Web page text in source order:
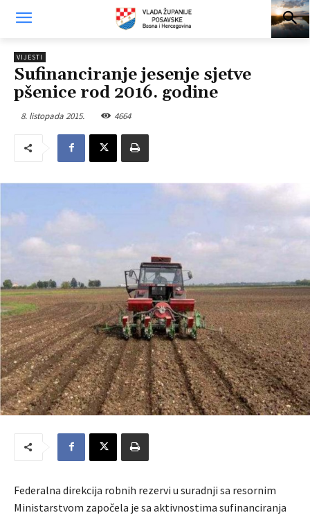
VIJESTI
Sufinanciranje jesenje sjetve
pšenice rod 2016. godine
8. listopada 2015. 4664
Federalna direkcija robnih rezervi u suradnji sa resornim
Ministarstvom započela je sa aktivnostima sufinanciranja